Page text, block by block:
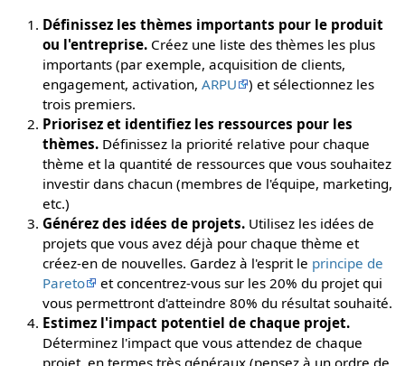
Définissez les thèmes importants pour le produit
ou l'entreprise.Créez une liste des thèmes les plus
importants (par exemple, acquisition de clients,
engagement, activation, ARPU
) et sélectionnez les
trois premiers.
Priorisez et identifiez les ressources pour les
thèmes.Définissez la priorité relative pour chaque
thème et la quantité de ressources que vous souhaitez
investir dans chacun (membres de l'équipe, marketing,
etc.)
Générez des idées de projets.Utilisez les idées de
projets que vous avez déjà pour chaque thème et
créez-en de nouvelles. Gardez à l'esprit le principe de
Pareto
et concentrez-vous sur les 20% du projet qui
vous permettront d'atteindre 80% du résultat souhaité.
Estimez l'impact potentiel de chaque projet.
Déterminez l'impact que vous attendez de chaque
projet, en termes très généraux (pensez à un ordre de